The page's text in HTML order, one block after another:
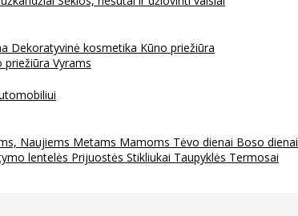
Dekoratyvinė kosmetika Kūno priežiūra
priežiūra Vyrams
Naujiems Metams Mamoms Tėvo dienai Boso dienai
lentelės Prijuostės Stikliukai Taupyklės Termosai